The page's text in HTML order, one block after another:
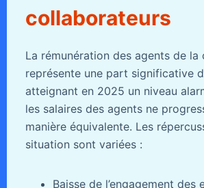
collaborateurs
La rémunération des agents de la
représente une part significative
atteignant en 2025 un niveau
les salaires des agents ne
manière équivalente. Les
situation sont variées :
Baisse de l’engagement des